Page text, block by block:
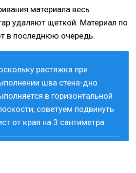
материала весь
удаляют щеткой. Материал по
в последнюю очередь.
растяжка при
шва стена-дно
в горизонтальной
советуем подвинуть
от края на 3 сантиметра.